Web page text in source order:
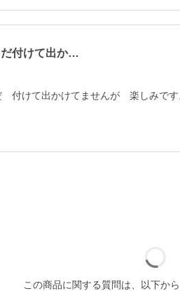
だ付けて出か…
付けて出かけてませんが　楽しみです
この商品に関する質問は、以下か